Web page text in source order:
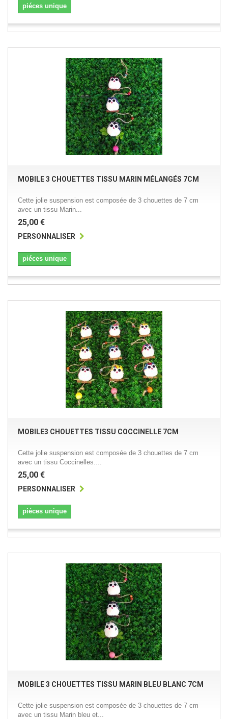
piéces unique
MOBILE 3 CHOUETTES TISSU MARIN MÉLANGÉS 7CM
Cette jolie suspension est composée de 3 chouettes de 7 cm
avec un tissu Marin...
25,00 €
PERSONNALISER
piéces unique
MOBILE3 CHOUETTES TISSU COCCINELLE 7CM
Cette jolie suspension est composée de 3 chouettes de 7 cm
avec un tissu Coccinelles....
25,00 €
PERSONNALISER
piéces unique
MOBILE 3 CHOUETTES TISSU MARIN BLEU BLANC 7CM
Cette jolie suspension est composée de 3 chouettes de 7 cm
avec un tissu Marin bleu et...